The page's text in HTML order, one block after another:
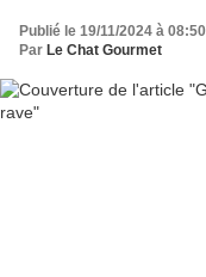
Publié le 19/11/2024 à 08:50
Par Le Chat Gourmet